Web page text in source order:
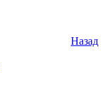
Назад